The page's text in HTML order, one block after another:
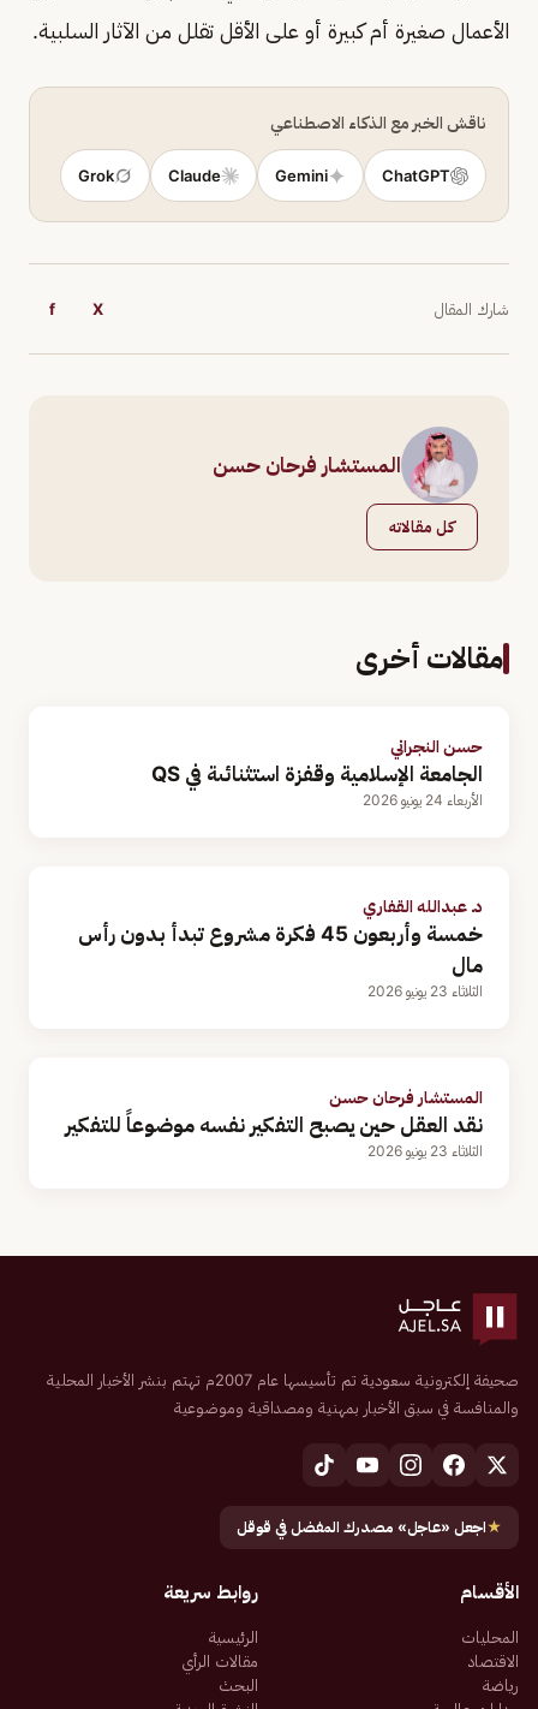
الأعمال صغيرة أم كبيرة أو على الأقل تقلل من الآثار السلبية.
ناقش الخبر مع الذكاء الاصطناعي
ChatGPT
Gemini
Claude
Grok
شارك المقال X
f
المستشار فرحان حسن
كل مقالاته
مقالات أخرى
حسن النجراني
الجامعة الإسلامية وقفزة استثنائىة في QS
الأربعاء 24 يونيو 2026
د. عبدالله القفاري
خمسة وأربعون 45 فكرة مشروع تبدأ بدون رأس
مال
الثلاثاء 23 يونيو 2026
المستشار فرحان حسن
نقد العقل حين يصبح التفكير نفسه موضوعاً للتفكير
الثلاثاء 23 يونيو 2026
صحيفة إلكترونية سعودية تم تأسيسها عام 2007م تهتم بنشر الأخبار المحلية
والمنافسة في سبق الأخبار بمهنية ومصداقية وموضوعية
★اجعل «عاجل» مصدرك المفضل في قوقل
الأقسام
المحليات
الاقتصاد
رياضة
روابط سريعة
الرئيسية
مقالات الرأي
البحث